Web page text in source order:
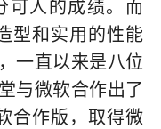
可人的成绩。而
型和实用的性能
一直以来是八位
与微软合作出了
合作版，取得微